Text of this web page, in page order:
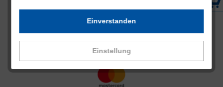
Einstellung
Einverstanden